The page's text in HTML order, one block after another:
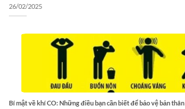
26/02/2025
Bí mật về khí CO: Những điều bạn cần biết để bảo vệ bản thân